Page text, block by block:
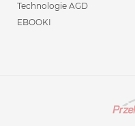
Technologie AGD
EBOOKI